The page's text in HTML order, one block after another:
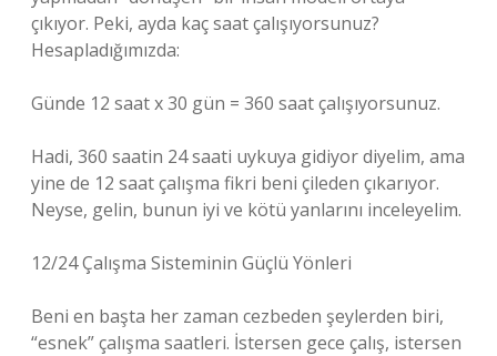
çıkıyor. Peki, ayda kaç saat çalışıyorsunuz?
Hesapladığımızda:
Günde 12 saat x 30 gün = 360 saat çalışıyorsunuz.
Hadi, 360 saatin 24 saati uykuya gidiyor diyelim, ama
yine de 12 saat çalışma fikri beni çileden çıkarıyor.
Neyse, gelin, bunun iyi ve kötü yanlarını inceleyelim.
12/24 Çalışma Sisteminin Güçlü Yönleri
Beni en başta her zaman cezbeden şeylerden biri,
“esnek” çalışma saatleri. İstersen gece çalış, istersen